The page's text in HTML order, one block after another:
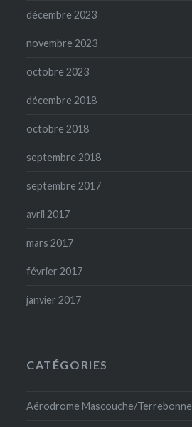
décembre 2023
novembre 2023
octobre 2023
décembre 2018
octobre 2018
septembre 2018
septembre 2017
avril 2017
mars 2017
février 2017
janvier 2017
CATÉGORIES
Aérodrome Mascouche/Terrebonne